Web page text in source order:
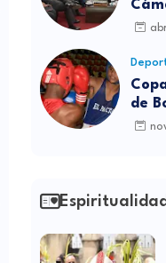
de
Espiritualidad